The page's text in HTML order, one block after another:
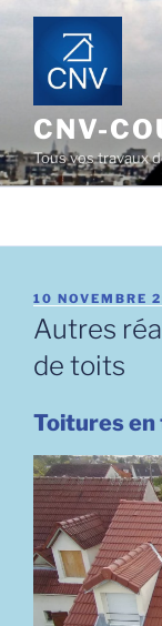
Aller
contenu
principal
CNV-
Tous vos travaux
PUBLIÉ
LE
10 NOVEMBRE
Autres
de toits
Toitures